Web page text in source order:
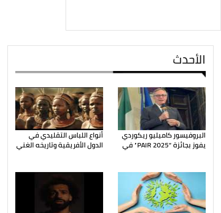
الأحدث
البروفيسور كاميليو ريكوردي
يفوز بجائزة “PAIR 2025” في
أنواع اللباس التقليدي في
الدول الأفريقية وتاريخه الغني